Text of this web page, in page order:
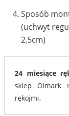
Sposób
(uchwyt
2,5cm)
24 miesiące
sklep Olmark
rękojmi.